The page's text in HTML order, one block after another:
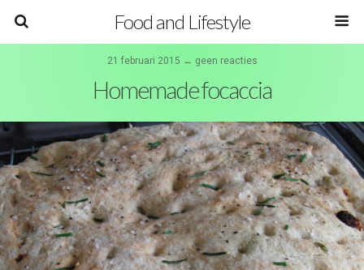
Food and Lifestyle
21 februari 2015 ↔ geen reacties
Homemade focaccia